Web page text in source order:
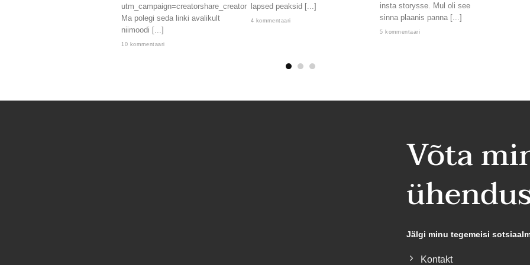
utm_campaign=creatorshare_creator
Ma polegi seda linki avalikult
niimoodi [...]
10 kommentaari
lapsed peaksid [...]
4 kommentaari
insta storysse. Mul oli see
sinna plaanis panna [...]
5 kommentaari
Võta
Jälgi minu tegemeisi
Kontakt